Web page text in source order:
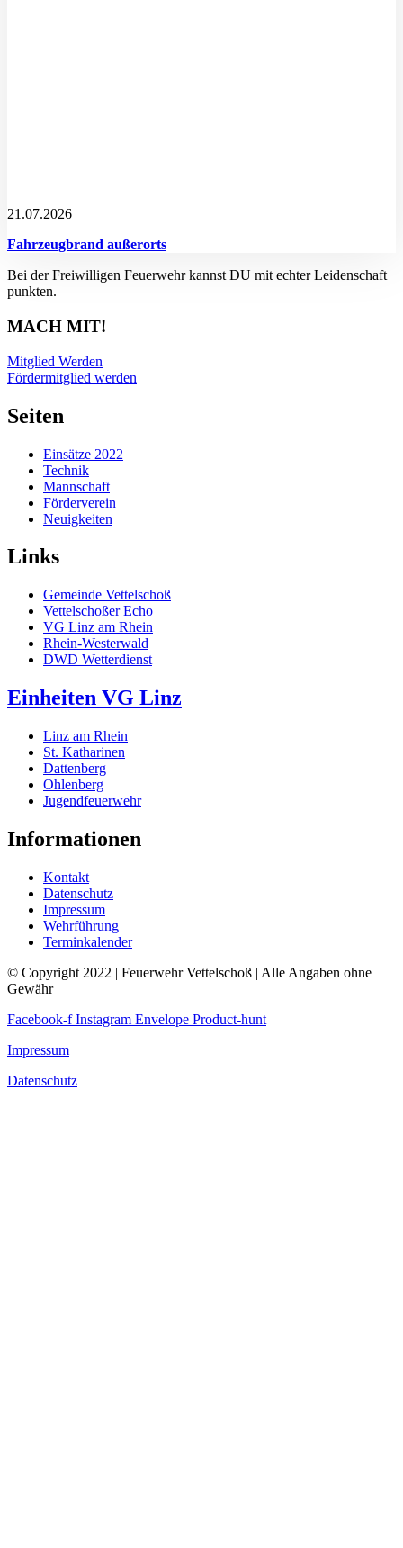
21.07.2026
Fahrzeugbrand außerorts
Bei der Freiwilligen Feuerwehr kannst DU mit echter Leidenschaft
punkten.
MACH MIT!
Mitglied Werden
Fördermitglied werden
Seiten
Einsätze 2022
Technik
Mannschaft
Förderverein
Neuigkeiten
Links
Gemeinde Vettelschoß
Vettelschoßer Echo
VG Linz am Rhein
Rhein-Westerwald
DWD Wetterdienst
Einheiten VG Linz
Linz am Rhein
St. Katharinen
Dattenberg
Ohlenberg
Jugendfeuerwehr
Informationen
Kontakt
Datenschutz
Impressum
Wehrführung
Terminkalender
© Copyright 2022 | Feuerwehr Vettelschoß | Alle Angaben ohne
Gewähr
Facebook-f Instagram Envelope Product-hunt
Impressum
Datenschutz